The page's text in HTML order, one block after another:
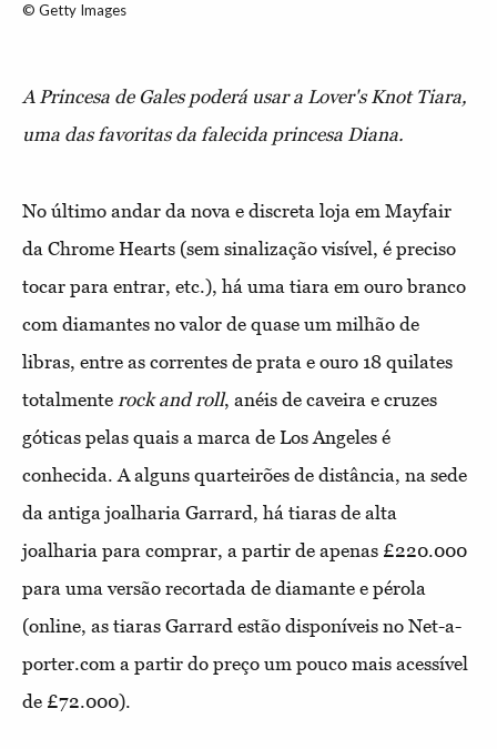
© Getty Images
A Princesa de Gales poderá usar a Lover's Knot Tiara,
uma das favoritas da falecida princesa Diana.
No último andar da nova e discreta loja em Mayfair
da Chrome Hearts (sem sinalização visível, é preciso
tocar para entrar, etc.), há uma tiara em ouro branco
com diamantes no valor de quase um milhão de
libras, entre as correntes de prata e ouro 18 quilates
totalmente rock and roll, anéis de caveira e cruzes
góticas pelas quais a marca de Los Angeles é
conhecida. A alguns quarteirões de distância, na sede
da antiga joalharia Garrard, há tiaras de alta
joalharia para comprar, a partir de apenas £220.000
para uma versão recortada de diamante e pérola
(online, as tiaras Garrard estão disponíveis no Net-a-
porter.com a partir do preço um pouco mais acessível
de £72.000).